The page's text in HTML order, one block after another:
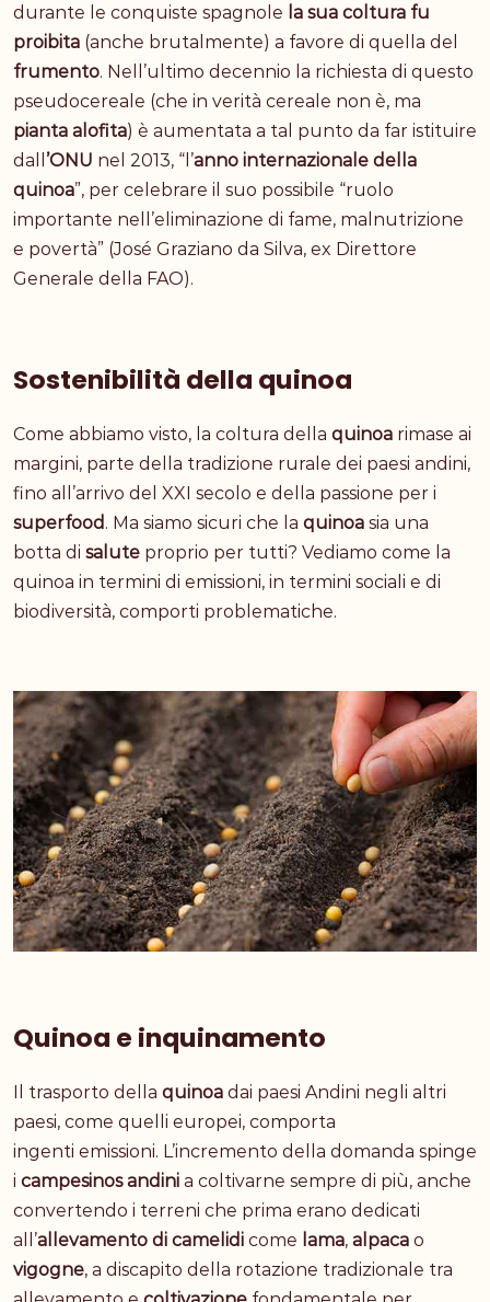
durante le conquiste spagnole la sua coltura fu
proibita (anche brutalmente) a favore di quella del
frumento. Nell’ultimo decennio la richiesta di questo
pseudocereale (che in verità cereale non è, ma
pianta alofita) è aumentata a tal punto da far istituire
dall ’ONU nel 2013, “l’anno internazionale della
quinoa”, per celebrare il suo possibile “ruolo
importante nell’eliminazione di fame, malnutrizione
e povertà” (José Graziano da Silva, ex Direttore
Generale della FAO).
Sostenibilità della quinoa
Come abbiamo visto, la coltura della quinoa rimase ai
margini, parte della tradizione rurale dei paesi andini,
fino all’arrivo del XXI secolo e della passione per i
superfood . Ma siamo sicuri che la quinoa sia una
botta di salute proprio per tutti? Vediamo come la
quinoa in termini di emissioni, in termini sociali e di
biodiversità, comporti problematiche.
Quinoa e inquinamento
Il trasporto della quinoa dai paesi Andini negli altri
paesi, come quelli europei, comporta
ingenti emissioni. L’incremento della domanda spinge
i campesinos andini a coltivarne sempre di più, anche
convertendo i terreni che prima erano dedicati
all’allevamento di camelidi come lama, alpaca o
vigogne, a discapito della rotazione tradizionale tra